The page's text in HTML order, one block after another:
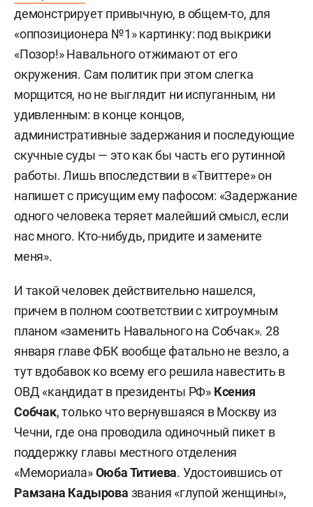
демонстрирует привычную, в общем-то, для
«оппозиционера №1» картинку: под выкрики
«Позор!» Навального отжимают от его
окружения. Сам политик при этом слегка
морщится, но не выглядит ни испуганным, ни
удивленным: в конце концов,
административные задержания и последующие
скучные суды — это как бы часть его рутинной
работы. Лишь впоследствии в«Твиттере»он
напишет с присущим ему пафосом: «Задержание
одного человека теряет малейший смысл, если
нас много. Кто-нибудь, придите и замените
меня».
И такой человек действительно нашелся,
причем в полном соответствии с хитроумным
планом «заменить Навального на Собчак». 28
января главе ФБК вообще фатально не везло, а
тут вдобавок ко всему его решила навестить в
ОВД «кандидат в президенты РФ» Ксения
Собчак, только что вернувшаяся в Москву из
Чечни, где она проводила одиночный пикет в
поддержку главы местного отделения
«Мемориала»Оюба Титиева. Удостоившись от
Рамзана Кадырова звания «глупой женщины»,